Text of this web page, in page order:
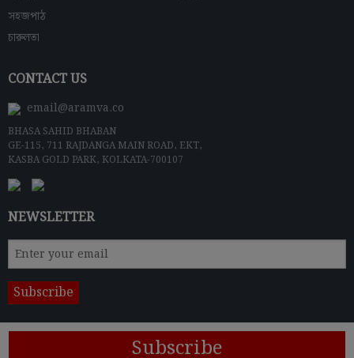
সহজপাঠ
চারুলতা
CONTACT US
email@aramva.co
BHASA SAHID BHABAN
GE-115, 711 RAJDANGA MAIN ROAD, EKT,
KASBA GOLD PARK, KOLKATA-700107
NEWSLETTER
© 2024 ARAMVA PUBLISHERSTerms & Conditions
Subscribe